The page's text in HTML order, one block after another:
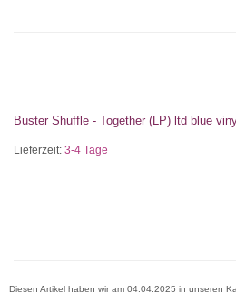
Buster Shuffle - Together (LP) ltd blue
Lieferzeit: 3-4 Tage
Diesen Artikel haben wir am 04.04.2025 in unseren